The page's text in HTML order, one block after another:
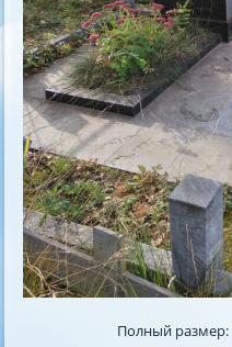
Полный размер: